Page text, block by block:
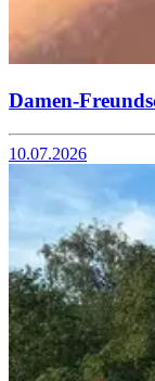
Damen-
10.07.2026